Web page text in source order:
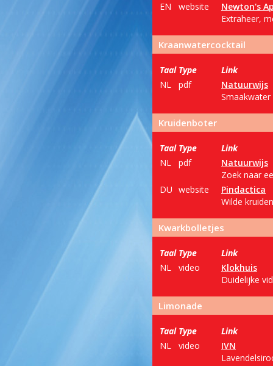
EN
website
Newton's
Extraheer,
Kraanwatercocktail
Taal Type
Link
NL
pdf
Natuurwijs
Kruidenboter
Taal Type
Link
NL
pdf
Natuurwijs
Zoek naar
DU website
Pindactica
Wilde
Kwarkbolletjes
Taal Type
Link
NL
video
Klokhuis
Duidelijke
Limonade
Taal Type
Link
NL
video
IVN